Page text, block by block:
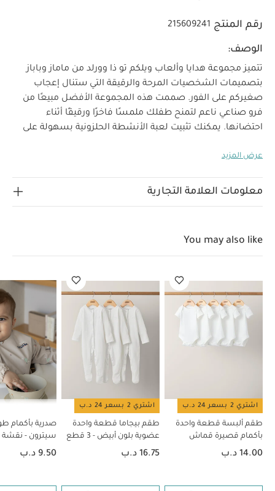
رقم المنتج 215609241
الوصف:
تتميز مجموعة هدايا وألعاب ويلكم تو ذا وورلد من ماماز وباباز
بتصميمات الشخصيات المرحة والرقيقة التي ستنال إعجاب
صغيركم على الفور. صممت هذه المجموعة الأفضل مبيعًا من
فرو صناعي ناعم لتمنح طفلك ملمسًا فاخرًا ورقيقًا أثناء
احتضانها. يمكنك تثبيت لعبة الأنشطة الحلزونية بسهولة على
التنقل بالخارج، فهي تأتي بدمى حيوانات سفاري المميزة
وفرو صناعي بملمس فائق النعومة.
لماذا تشتري هذا المنتج:
ألبسة قطعة واحدة بأكمام قصيرة قماش عضوي بلون أبيض - 5 قطع
طويلة من سيترون - نقشة مركبات
طقم قبعة وقفازات قماش ناعم
كريمي صندل شمواه باللون ستون
عرض المزيد
معلومات العلامة التجارية
You may also like
اشتري 2 بسعر 24 د.ب
طقم ألبسة قطعة واحدة
بأكمام قصيرة قماش
عضوي بلون أبيض - 5 قطع
14.00 د.ب
اشتري 2 بسعر 24 د.ب
طقم بيجاما قطعة واحدة
عضوية بلون أبيض - 3 قطع
16.75 د.ب
صدرية بأكمام
سيترون - نقشة
9.50 د.ب